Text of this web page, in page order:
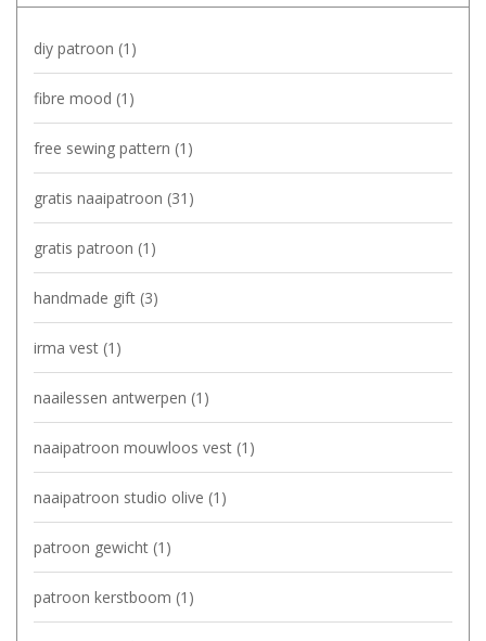
diy patroon (1)
fibre mood (1)
free sewing pattern (1)
gratis naaipatroon (31)
gratis patroon (1)
handmade gift (3)
irma vest (1)
naailessen antwerpen (1)
naaipatroon mouwloos vest (1)
naaipatroon studio olive (1)
patroon gewicht (1)
patroon kerstboom (1)